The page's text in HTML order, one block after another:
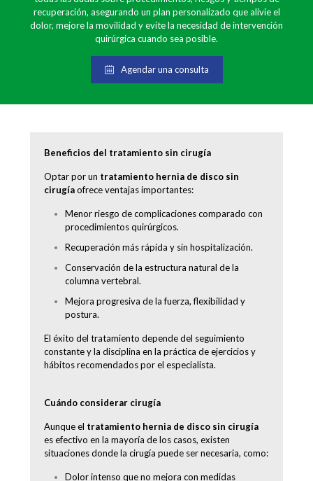
recuperación, asegurando un plan personalizado que alivie el
dolor, mejore la movilidad y evite la necesidad de intervención
quirúrgica cuando sea posible.
Agendar una consulta
Beneficios del tratamiento sin cirugía
Optar por un tratamiento hernia de disco sin
cirugíaofrece ventajas importantes:
Menor riesgo de complicaciones comparado con
procedimientos quirúrgicos.
Recuperación más rápida y sin hospitalización.
Conservación de la estructura natural de la
columna vertebral.
Mejora progresiva de la fuerza, flexibilidad y
postura.
El éxito del tratamiento depende del seguimiento
constante y la disciplina en la práctica de ejercicios y
hábitos recomendados por el especialista.
Cuándo considerar cirugía
Aunque el tratamiento hernia de disco sin cirugía
es efectivo en la mayoría de los casos, existen
situaciones donde la cirugía puede ser necesaria, como:
Dolor intenso que no mejora con medidas